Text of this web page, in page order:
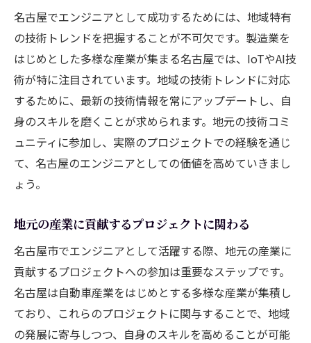
名古屋でエンジニアとして成功するためには、地域特有
の技術トレンドを把握することが不可欠です。製造業を
はじめとした多様な産業が集まる名古屋では、IoTやAI技
術が特に注目されています。地域の技術トレンドに対応
するために、最新の技術情報を常にアップデートし、自
身のスキルを磨くことが求められます。地元の技術コミ
ュニティに参加し、実際のプロジェクトでの経験を通じ
て、名古屋のエンジニアとしての価値を高めていきまし
ょう。
地元の産業に貢献するプロジェクトに関わる
名古屋市でエンジニアとして活躍する際、地元の産業に
貢献するプロジェクトへの参加は重要なステップです。
名古屋は自動車産業をはじめとする多様な産業が集積し
ており、これらのプロジェクトに関与することで、地域
の発展に寄与しつつ、自身のスキルを高めることが可能